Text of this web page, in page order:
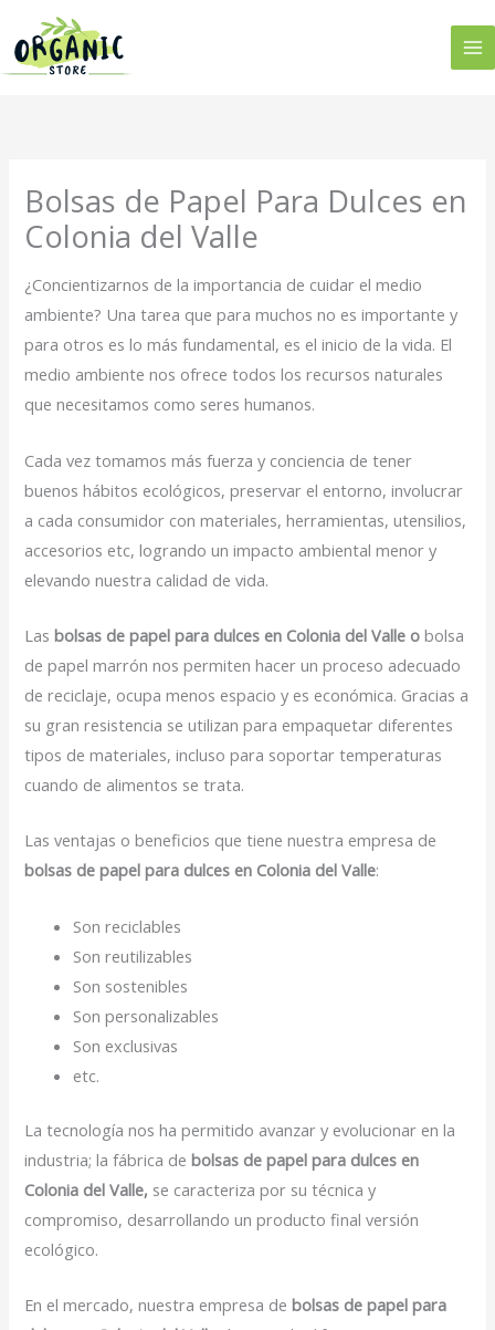
contenido
Bolsas de Papel Para Dulces en
Colonia del Valle
¿Concientizarnos de la importancia de cuidar el medio
ambiente? Una tarea que para muchos no es importante y
para otros es lo más fundamental, es el inicio de la vida. El
medio ambiente nos ofrece todos los recursos naturales
que necesitamos como seres humanos.
Cada vez tomamos más fuerza y conciencia de tener
buenos hábitos ecológicos, preservar el entorno, involucrar
a cada consumidor con materiales, herramientas, utensilios,
accesorios etc, logrando un impacto ambiental menor y
elevando nuestra calidad de vida.
Lasbolsas de papel para dulces en Colonia del Valle o bolsa
de papel marrón nos permiten hacer un proceso adecuado
de reciclaje, ocupa menos espacio y es económica. Gracias a
su gran resistencia se utilizan para empaquetar diferentes
tipos de materiales, incluso para soportar temperaturas
cuando de alimentos se trata.
Las ventajas o beneficios que tiene nuestra empresa de
bolsas de papel para dulces en Colonia del Valle:
Son reciclables
Son reutilizables
Son sostenibles
Son personalizables
Son exclusivas
etc.
La tecnología nos ha permitido avanzar y evolucionar en la
industria; la fábrica debolsas de papel para dulces en
Colonia del Valle, se caracteriza por su técnica y
compromiso, desarrollando un producto final versión
ecológico.
En el mercado, nuestra empresa debolsas de papel para